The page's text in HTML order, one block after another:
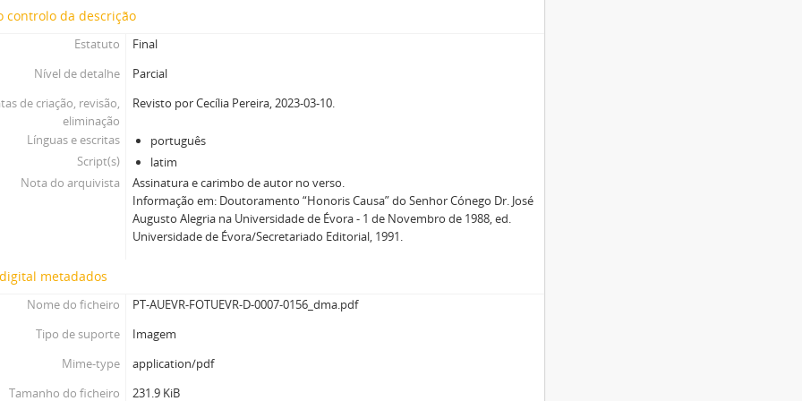
controlo da descrição
Estatuto
Final
Nível de detalhe
Parcial
de criação, revisão,
eliminação
Revisto por Cecília Pereira, 2023-03-10.
Línguas e escritas
português
Script(s)
latim
Nota do arquivista
Assinatura e carimbo de autor no verso.
Informação em: Doutoramento “Honoris Causa” do Senhor Cónego Dr. José
Augusto Alegria na Universidade de Évora - 1 de Novembro de 1988, ed.
Universidade de Évora/Secretariado Editorial, 1991.
metadados
Nome do ficheiro
PT-AUEVR-FOTUEVR-D-0007-0156_dma.pdf
Tipo de suporte
Imagem
Mime-type
application/pdf
Tamanho do ficheiro
231.9 KiB